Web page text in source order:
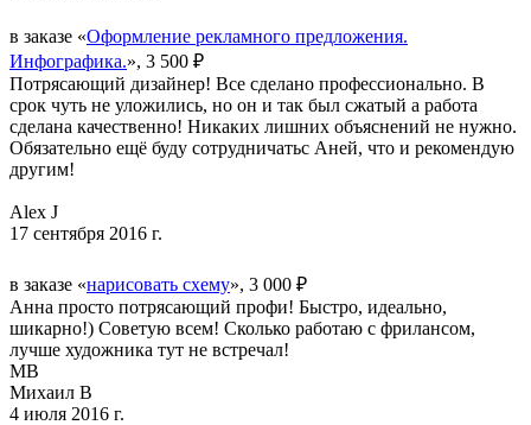
в заказе «Оформление рекламного предложения.
Инфографика.», 3 500 ₽
Потрясающий дизайнер! Все сделано профессионально. В
срок чуть не уложились, но он и так был сжатый а работа
сделана качественно! Никаких лишних объяснений не нужно.
Обязательно ещё буду сотрудничатьс Аней, что и рекомендую
другим!
Alex J
17 сентября 2016 г.
в заказе «нарисовать схему», 3 000 ₽
Анна просто потрясающий профи! Быстро, идеально,
шикарно!) Советую всем! Сколько работаю с фрилансом,
лучше художника тут не встречал!
МВ
Михаил В
4 июля 2016 г.